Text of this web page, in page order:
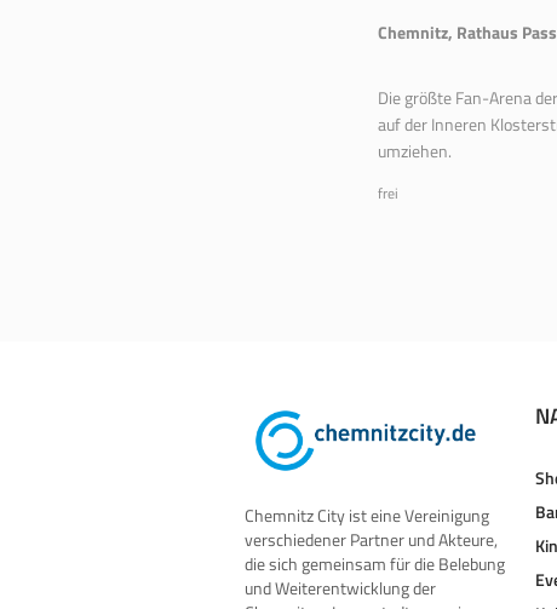
Chemnitz, Rathaus
Die größte Fan-Arena
auf der Inneren
umziehen.
frei
Chemnitz City ist eine Vereinigung
verschiedener Partner und Akteure,
die sich gemeinsam für die Belebung
und Weiterentwicklung der